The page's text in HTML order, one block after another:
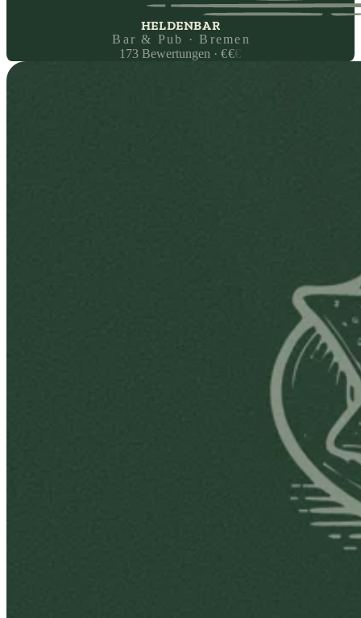
HELDENBAR
Bar & Pub · Bremen
173 Bewertungen ·€€€